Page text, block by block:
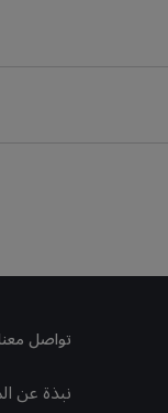
تواصل
نبذة عن